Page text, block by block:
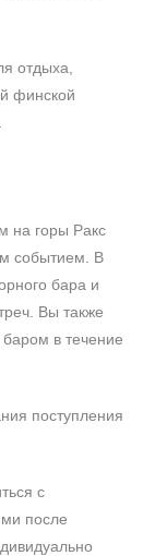
отдыха,
финской
на горы Ракс
событием. В
бара и
Вы также
в течение
поступления
с
после